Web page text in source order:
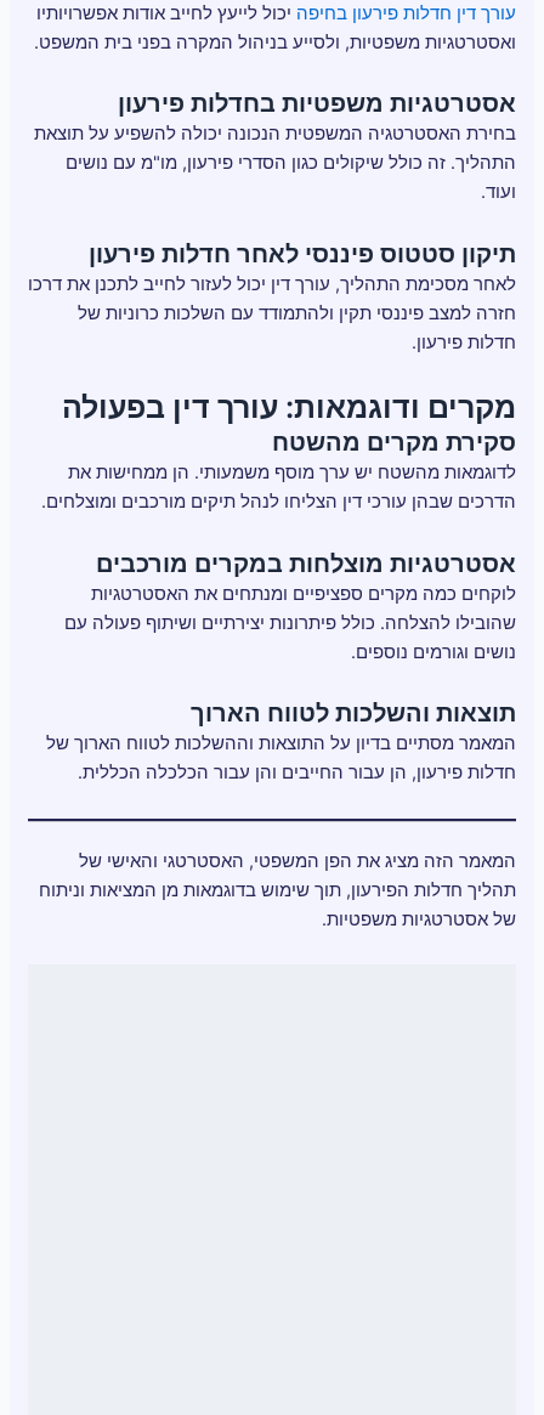
עורך דין חדלות פירעון בחיפהיכול לייעץ לחייב אודות אפשרויותיו
ואסטרטגיות משפטיות, ולסייע בניהול המקרה בפני בית המשפט.
אסטרטגיות משפטיות בחדלות פירעון
בחירת האסטרטגיה המשפטית הנכונה יכולה להשפיע על תוצאת
התהליך. זה כולל שיקולים כגון הסדרי פירעון, מו"מ עם נושים
ועוד.
תיקון סטטוס פיננסי לאחר חדלות פירעון
לאחר מסכימת התהליך, עורך דין יכול לעזור לחייב לתכנן את דרכו
חזרה למצב פיננסי תקין ולהתמודד עם השלכות כרוניות של
חדלות פירעון.
מקרים ודוגמאות: עורך דין בפעולה
סקירת מקרים מהשטח
לדוגמאות מהשטח יש ערך מוסף משמעותי. הן ממחישות את
הדרכים שבהן עורכי דין הצליחו לנהל תיקים מורכבים ומוצלחים.
אסטרטגיות מוצלחות במקרים מורכבים
לוקחים כמה מקרים ספציפיים ומנתחים את האסטרטגיות
שהובילו להצלחה. כולל פיתרונות יצירתיים ושיתוף פעולה עם
נושים וגורמים נוספים.
תוצאות והשלכות לטווח הארוך
המאמר מסתיים בדיון על התוצאות וההשלכות לטווח הארוך של
חדלות פירעון, הן עבור החייבים והן עבור הכלכלה הכללית.
המאמר הזה מציג את הפן המשפטי, האסטרטגי והאישי של
תהליך חדלות הפירעון, תוך שימוש בדוגמאות מן המציאות וניתוח
של אסטרטגיות משפטיות.